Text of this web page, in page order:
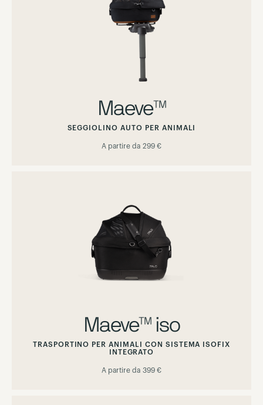
Maeve™
SEGGIOLINO AUTO PER ANIMALI
A partire da 299 €
Maeve™ iso
TRASPORTINO PER ANIMALI CON SISTEMA ISOFIX
INTEGRATO
A partire da 399 €